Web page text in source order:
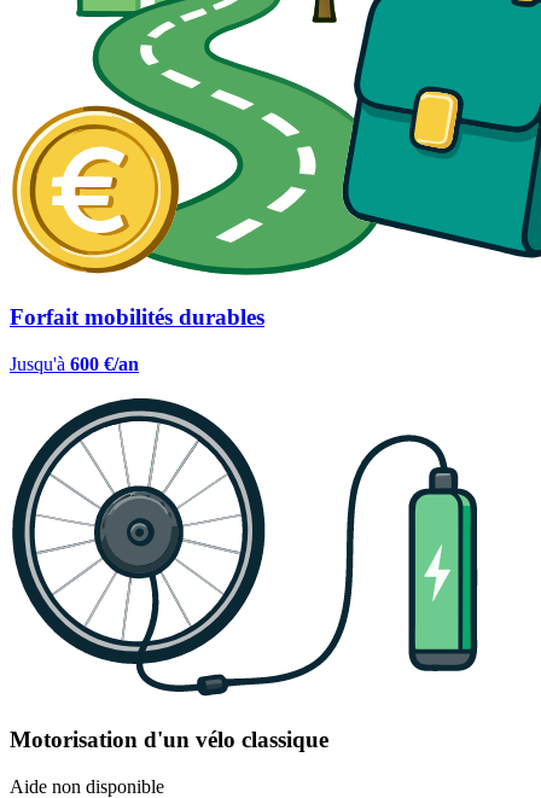
Forfait mobilités durables
Jusqu'à 600 €/an
Motorisation d'un vélo classique
Aide non disponible